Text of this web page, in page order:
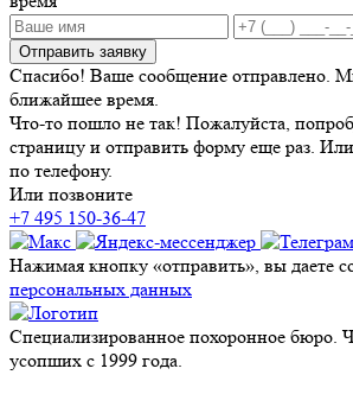
Отправить заявку
Спасибо! Ваше сообщение отправлено.
ближайшее время.
Что-то пошло не так! Пожалуйста,
страницу и отправить форму еще раз.
по телефону.
Или позвоните
+7 495 150-36-47
Нажимая кнопку «отправить», вы даете
персональных данных
Специализированное похоронное бюро.
усопших с 1999 года.